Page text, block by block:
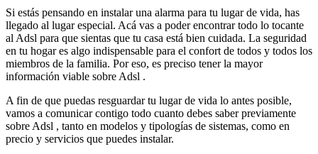
Si estás pensando en instalar una alarma para tu lugar de vida, has
llegado al lugar especial. Acá vas a poder encontrar todo lo tocante
al Adsl para que sientas que tu casa está bien cuidada. La seguridad
en tu hogar es algo indispensable para el confort de todos y todos los
miembros de la familia. Por eso, es preciso tener la mayor
información viable sobre Adsl .
A fin de que puedas resguardar tu lugar de vida lo antes posible,
vamos a comunicar contigo todo cuanto debes saber previamente
sobre Adsl , tanto en modelos y tipologías de sistemas, como en
precio y servicios que puedes instalar.